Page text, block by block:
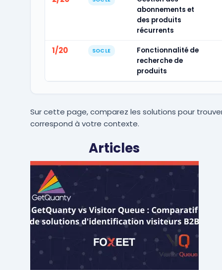
abonnements et
des produits
récurrents
1/20 SOCLE
Fonctionnalité de
recherche de
produits
Sur cette page, comparez les solutions pour
correspond à votre contexte.
Articles